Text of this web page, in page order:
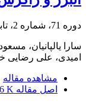
دوره 71، شماره 2، تابستان 1397، صفحه
سارا یالپانیان،
امیدی، علی رضایی
مشاهده مقاله
اصل مقاله K